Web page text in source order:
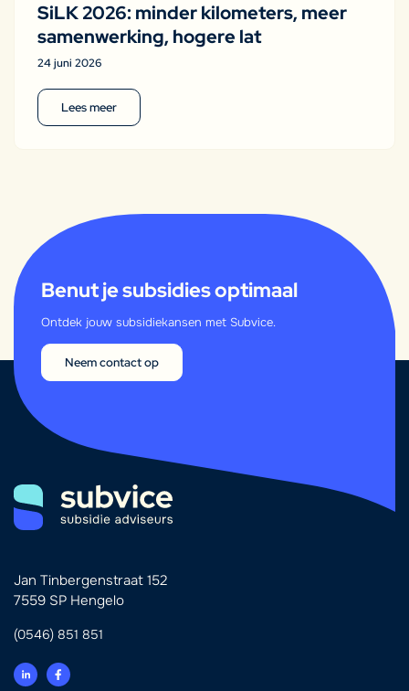
SiLK 2026: minder kilometers, meer
samenwerking, hogere lat
24 juni 2026
Lees meer
Jan Tinbergenstraat 152
7559 SP Hengelo
(0546) 851 851
Benut je subsidies optimaal
Ontdek jouw subsidiekansen met Subvice.
Neem contact op